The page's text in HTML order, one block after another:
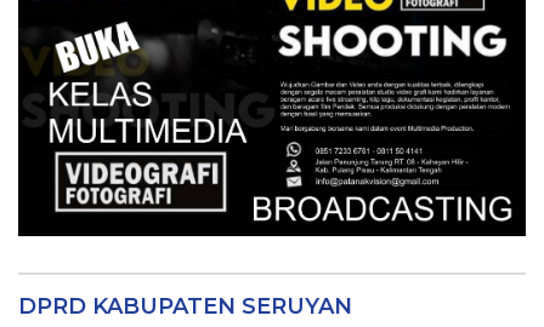
DPRD KABUPATEN SERUYAN